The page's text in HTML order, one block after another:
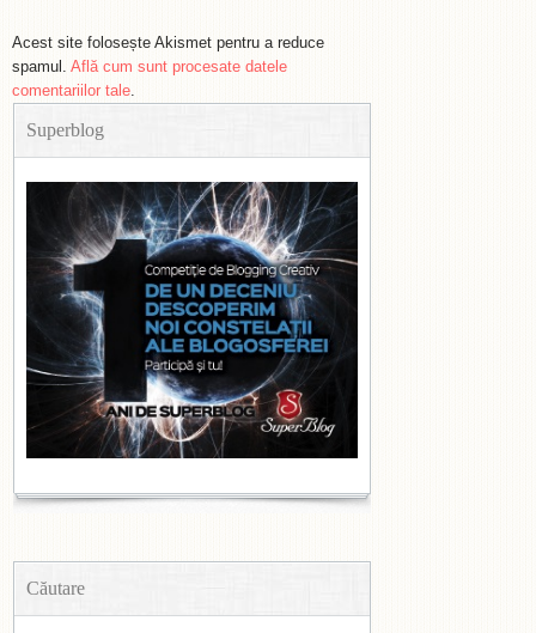
Acest site folosește Akismet pentru a reduce
spamul. Află cum sunt procesate datele
comentariilor tale.
Superblog
Căutare